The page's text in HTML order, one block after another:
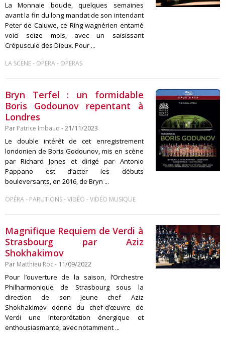
La Monnaie boucle, quelques semaines
avant la fin du long mandat de son intendant
Peter de Caluwe, ce Ring wagnérien entamé
voici seize mois, avec un saisissant
Crépuscule des Dieux. Pour ...
LA SCÈNE- OPÉRA- OPÉRAS
Bryn Terfel : un formidable
Boris Godounov repentant à
Londres
Par Patrice Imbaud - 21/11/2023
Le double intérêt de cet enregistrement
londonien de Boris Godounov, mis en scène
par Richard Jones et dirigé par Antonio
Pappano est d’acter les débuts
bouleversants, en 2016, de Bryn ...
OPÉRA- PARUTIONS-VIDÉO -VIDÉO MUSIQUE
Magnifique Requiem de Verdi à
Strasbourg par Aziz
Shokhakimov
Par Matthieu Roc- 11/09/2022
Pour l’ouverture de la saison, l’Orchestre
Philharmonique de Strasbourg sous la
direction de son jeune chef Aziz
Shokhakimov donne du chef-d’œuvre de
Verdi une interprétation énergique et
enthousiasmante, avec notamment ...